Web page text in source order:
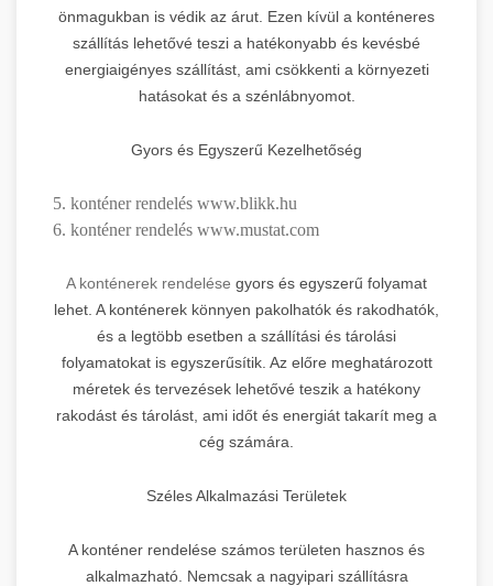
önmagukban is védik az árut. Ezen kívül a konténeres
szállítás lehetővé teszi a hatékonyabb és kevésbé
energiaigényes szállítást, ami csökkenti a környezeti
hatásokat és a szénlábnyomot.
Gyors és Egyszerű Kezelhetőség
5. konténer rendelés www.blikk.hu
6. konténer rendelés www.mustat.com
A konténerek rendelése gyors és egyszerű folyamat
lehet. A konténerek könnyen pakolhatók és rakodhatók,
és a legtöbb esetben a szállítási és tárolási
folyamatokat is egyszerűsítik. Az előre meghatározott
méretek és tervezések lehetővé teszik a hatékony
rakodást és tárolást, ami időt és energiát takarít meg a
cég számára.
Széles Alkalmazási Területek
A konténer rendelése számos területen hasznos és
alkalmazható. Nemcsak a nagyipari szállításra